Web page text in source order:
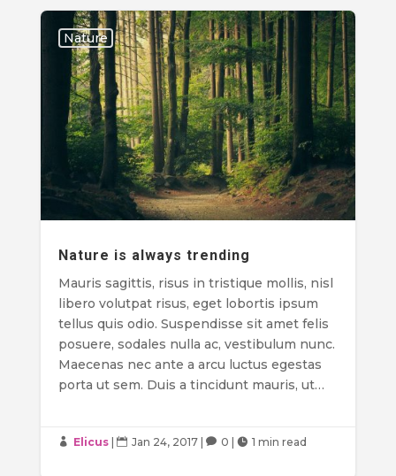
Nature
Nature is always trending
Mauris sagittis, risus in tristique mollis, nisl
libero volutpat risus, eget lobortis ipsum
tellus quis odio. Suspendisse sit amet felis
posuere, sodales nulla ac, vestibulum nunc.
Maecenas nec ante a arcu luctus egestas
porta ut sem. Duis a tincidunt mauris, ut…
 Elicus|  Jan 24, 2017|  0  1 min read